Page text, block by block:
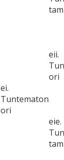
ei.
Tuntematon
ori
eii.
ori
eie.